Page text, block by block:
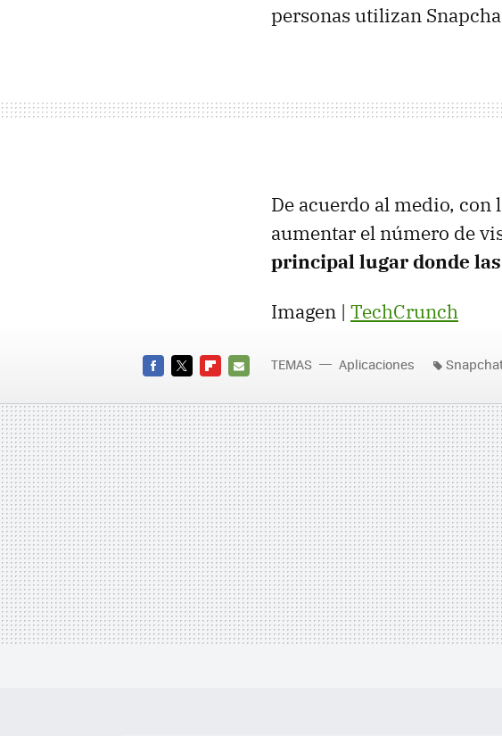
personas utilizan
De acuerdo al medio, con
aumentar el número de
principal lugar donde
Imagen | TechCrunch
MAIL
TEMAS Aplicaciones